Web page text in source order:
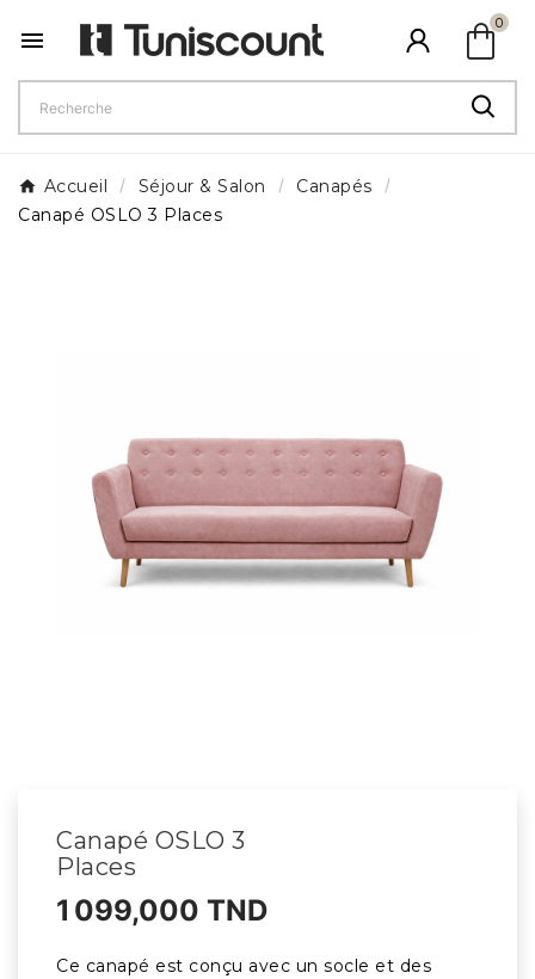
 shopping_bag
0
Accueil Séjour & Salon
Canapés
Canapé OSLO 3 Places
Canapé OSLO 3
Places
1 099,000 TND
Ce canapé est conçu avec un socle et des